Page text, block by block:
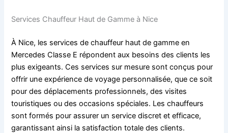
Services Chauffeur Haut de Gamme à Nice
À Nice, les services de chauffeur haut de gamme en
Mercedes Classe E répondent aux besoins des clients les
plus exigeants. Ces services sur mesure sont conçus pour
offrir une expérience de voyage personnalisée, que ce soit
pour des déplacements professionnels, des visites
touristiques ou des occasions spéciales. Les chauffeurs
sont formés pour assurer un service discret et efficace,
garantissant ainsi la satisfaction totale des clients.